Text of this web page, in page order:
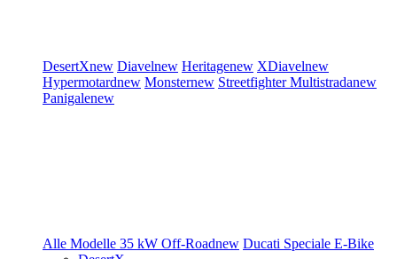
DesertXnew Diavelnew Heritagenew XDiavelnew
Hypermotardnew Monsternew StreetfighterMultistradanew
Panigalenew
Alle Modelle 35 kW Off-Roadnew Ducati Speciale E-Bike